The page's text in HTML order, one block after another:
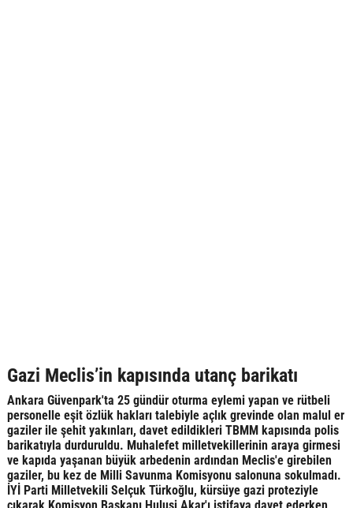
Gazi Meclis’in kapısında utanç barikatı
Ankara Güvenpark'ta 25 gündür oturma eylemi yapan ve rütbeli
personelle eşit özlük hakları talebiyle açlık grevinde olan malul er
gaziler ile şehit yakınları, davet edildikleri TBMM kapısında polis
barikatıyla durduruldu. Muhalefet milletvekillerinin araya girmesi
ve kapıda yaşanan büyük arbedenin ardından Meclis'e girebilen
gaziler, bu kez de Milli Savunma Komisyonu salonuna sokulmadı.
İYİ Parti Milletvekili Selçuk Türkoğlu, kürsüye gazi proteziyle